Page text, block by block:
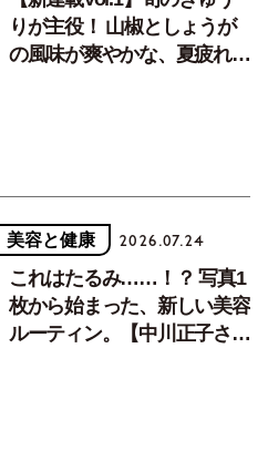
りが主役！ 山椒としょうが
の風味が爽やかな、夏疲れを
美容と健康 2026.07.24
これはたるみ……！？ 写真1
枚から始まった、新しい美容
ルーティン。【中川正子さん